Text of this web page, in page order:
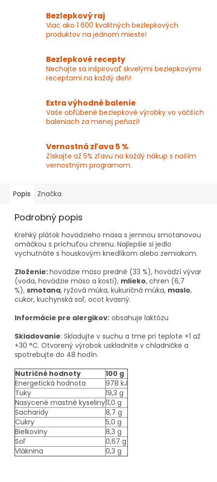
Bezlepkový raj
Viac ako 1 600 kvalitných bezlepkových
produktov na jednom mieste!
Bezlepkové recepty
Nechajte sa inšpirovať skvelými bezlepkovými
receptami na každý deň!
Extra výhodné balenie
Vaše obľúbené bezlepkové výrobky vo väčších
baleniach za menej peňazí!
Vernostná zľava 5 %
Získajte až 5% zľavu na každý nákup s naším
vernostným programom.
Popis Značka
Podrobný popis
Krehký plátok hovädzieho mäsa s jemnou smotanovou
omáčkou s príchuťou chrenu. Najlepšie si jedlo
vychutnáte s houskovým knedlíkom alebo zemiakom.
Zloženie:hovädzie mäso predné (33 %), hovädzí vývar
(voda, hovädzie mäso a kosti), mlieko, chren (6,7
%), smotana, ryžová múka, kukuričná múka, maslo,
cukor, kuchynská soľ, ocot kvasný.
Informácie pre alergikov: obsahuje laktózu
Skladovanie: Skladujte v suchu a tme pri teplote +1 až
+30 °C. Otvorený výrobok uskladnite v chladničke a
spotrebujte do 48 hodín.
Nutričné hodnoty
100 g
Energetická hodnota
978 kJ
Tuky
19,3 g
Nasycené mastné kyseliny11,0 g
Sacharidy
8,7 g
Cukry
5,0 g
Bielkoviny
8,3 g
Soľ
0,67 g
Vláknina
0,3 g